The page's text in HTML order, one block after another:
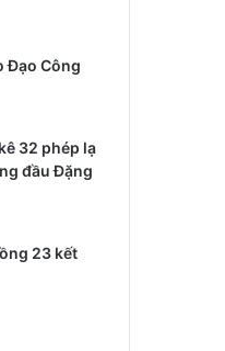
Đạo Công
32 phép lạ
đầu Đặng
23 kết